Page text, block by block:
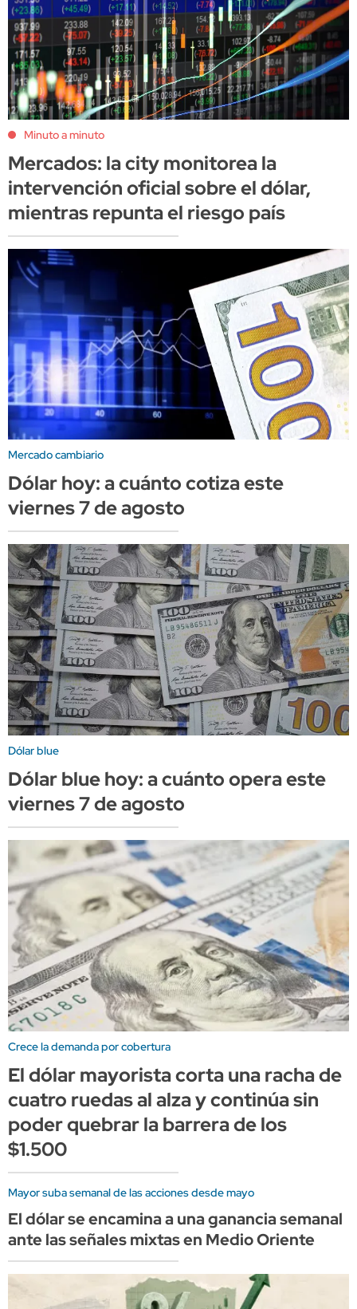
Minuto a minuto
Mercados: la city monitorea la
intervención oficial sobre el dólar,
mientras repunta el riesgo país
Mercado cambiario
Dólar hoy: a cuánto cotiza este
viernes 7 de agosto
Dólar blue
Dólar blue hoy: a cuánto opera este
viernes 7 de agosto
Crece la demanda por cobertura
El dólar mayorista corta una racha de
cuatro ruedas al alza y continúa sin
poder quebrar la barrera de los
$1.500
Mayor suba semanal de las acciones desde mayo
El dólar se encamina a una ganancia semanal
ante las señales mixtas en Medio Oriente